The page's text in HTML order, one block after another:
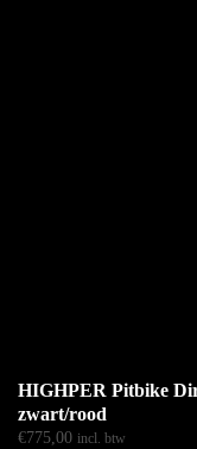
HIGHPER Pitbike
zwart/rood
€775,00 incl. btw